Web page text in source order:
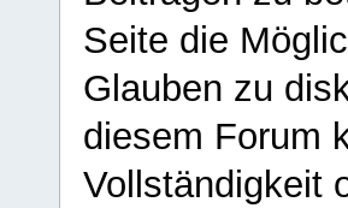
Seite die
Glauben zu
diesem Forum
Vollständigkeit